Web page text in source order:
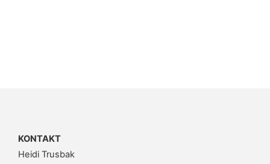
KONTAKT
Heidi Trusbak